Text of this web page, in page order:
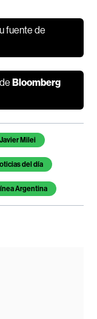
fuente de
Bloomberg
Javier Milei
del día
Argentina